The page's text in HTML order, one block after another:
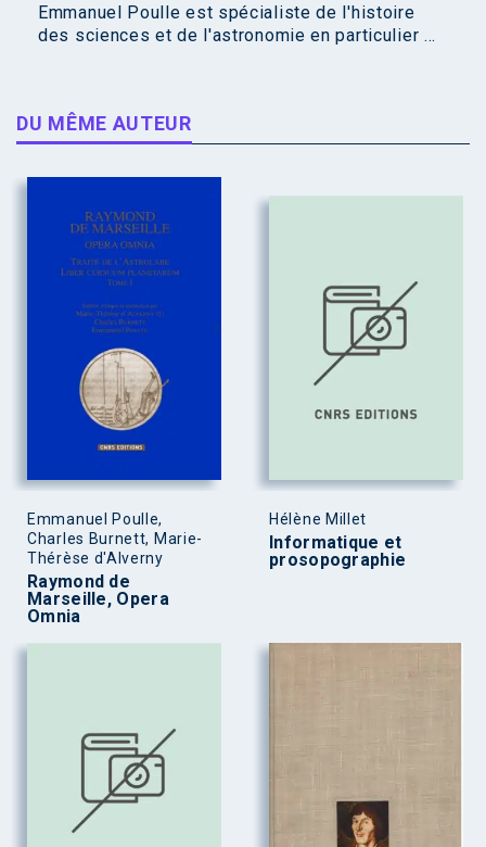
Emmanuel Poulle est spécialiste de l'histoire
des sciences et de l'astronomie en particulier ...
DU MÊME AUTEUR
Emmanuel Poulle,
Charles Burnett, Marie-
Thérèse d'Alverny
Raymond de
Marseille, Opera
Omnia
Hélène Millet
Informatique et
prosopographie